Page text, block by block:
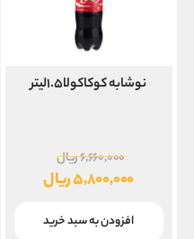
نوشابه کوکاکولا۱.۵لیتر
۶,۶۶۰,۰۰۰ریال
اصلی
بود.
۵,۸۰۰,۰۰۰ریال
فعلی
افزودن به سبد خرید